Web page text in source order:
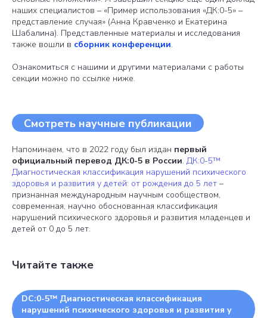
наших специалистов – «Пример использования «ДК:0-5» –
представление случая» (Анна Кравченко и Екатерина
Шабалина). Представленные материалы и исследования
также вошли в сборник конференции.
Ознакомиться с нашими и другими материалами с работы
секции можно по ссылке ниже.
Смотреть научные публикации
Напоминаем, что в 2022 году был издан первый
официальный перевод ДК:0-5 в России. ДК:0-5™
Диагностическая классификация нарушений психического
здоровья и развития у детей: от рождения до 5 лет –
признанная международным научным сообществом,
современная, научно обоснованная классификация
нарушений психического здоровья и развития младенцев и
детей от 0 до 5 лет.
Читайте также
DC:0-5™ Диагностическая классификация
нарушений психического здоровья и развития у